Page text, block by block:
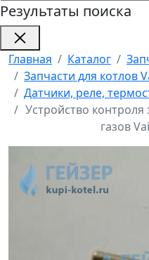
Результаты поиска
Главная Каталог
Запчасти для котлов
Датчики, реле,
Устройство
газов